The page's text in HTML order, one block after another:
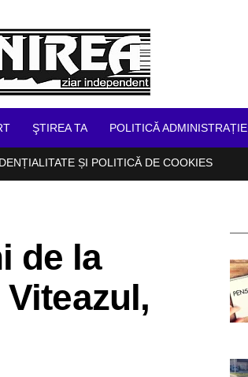
ŞTIREA TA POLITICĂ ADMINISTRAȚIE
ȘI POLITICĂ DE COOKIES
de la